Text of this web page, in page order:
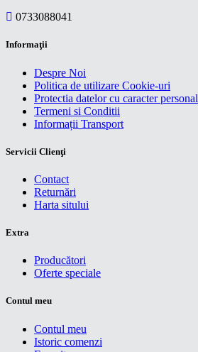
0733088041
Informaţii
Despre Noi
Politica de utilizare Cookie-uri
Protectia datelor cu caracter personal
Termeni si Conditii
Informații Transport
Servicii Clienţi
Contact
Returnări
Harta sitului
Extra
Producători
Oferte speciale
Contul meu
Contul meu
Istoric comenzi